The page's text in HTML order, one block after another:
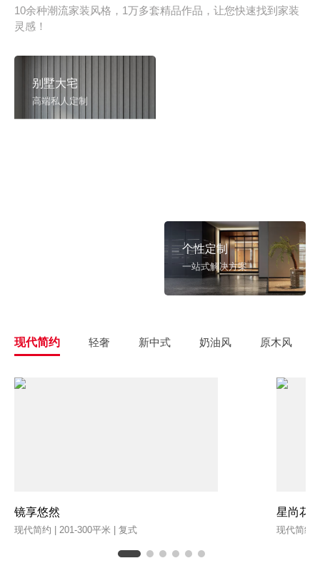
10余种潮流家装风格，1万多套精品作品，让您快速找到家装
灵感！
别墅大宅
高端私人定制
个性定制
一站式解决方案
现代简约 轻奢 新中式 奶油风 原木风
镜享悠然
现代简约 | 201-300平米 | 复式
星尚花
现代简约